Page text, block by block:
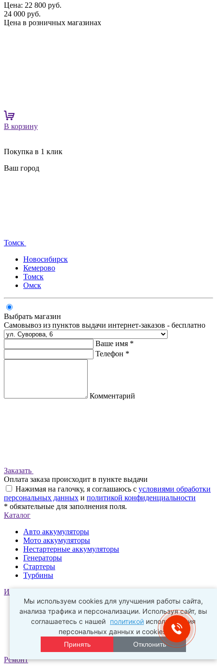
Цена: 22 800 руб.
24 000 руб.
Цена в розничных магазинах
В корзину
Покупка в 1 клик
Ваш город
Томск
Новосибирск
Кемерово
Томск
Омск
Выбрать магазин
Самовывоз из пунктов выдачи интернет-заказов - бесплатно
Ваше имя *
Телефон *
Комментарий
Заказать
Оплата заказа происходит в пункте выдачи
Нажимая на галочку, я соглашаюсь с условиями обработки
персональных данных и политикой конфиденциальности
* обязательные для заполнения поля.
Каталог
Авто аккумуляторы
Мото аккумуляторы
Нестартерные аккумуляторы
Генераторы
Стартеры
Турбины
Информация
О компании
Новости
Оптовым покупателям
Обработка персональных данных
Политика конфиденциальности
Ремонт
Мы используем cookies для улучшения работы сайта,
анализа трафика и персонализации. Используя сайт, вы
соглашаетесь с нашей политикой использования
персональных данных и cookies.
Принять Отклонить